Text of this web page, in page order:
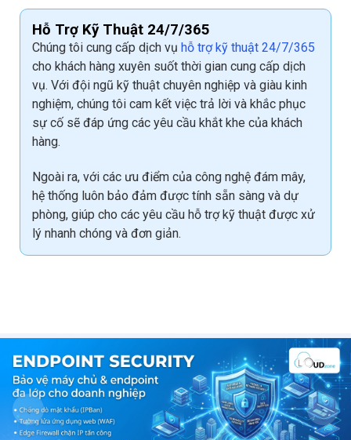
Hỗ Trợ Kỹ Thuật 24/7/365
Chúng tôi cung cấp dịch vụ hỗ trợ kỹ thuật 24/7/365
cho khách hàng xuyên suốt thời gian cung cấp dịch
vụ. Với đội ngũ kỹ thuật chuyên nghiệp và giàu kinh
nghiệm, chúng tôi cam kết việc trả lời và khắc phục
sự cố sẽ đáp ứng các yêu cầu khắt khe của khách
hàng.
Ngoài ra, với các ưu điểm của công nghệ đám mây,
hệ thống luôn bảo đảm được tính sẵn sàng và dự
phòng, giúp cho các yêu cầu hỗ trợ kỹ thuật được xử
lý nhanh chóng và đơn giản.